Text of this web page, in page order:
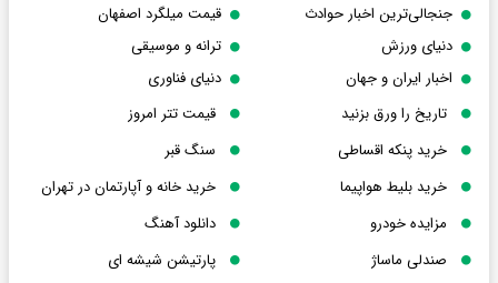
جنجالی‌ترین اخبار حوادث
قیمت میلگرد اصفهان
دنیای ورزش
ترانه و موسیقی
اخبار ایران و جهان
دنیای فناوری
تاریخ را ورق بزنید
قیمت تتر امروز
خرید پنکه اقساطی
سنگ قبر
خرید بلیط هواپیما
خرید خانه و آپارتمان در تهران
مزایده خودرو
دانلود آهنگ
صندلی ماساژ
پارتیشن شیشه ای